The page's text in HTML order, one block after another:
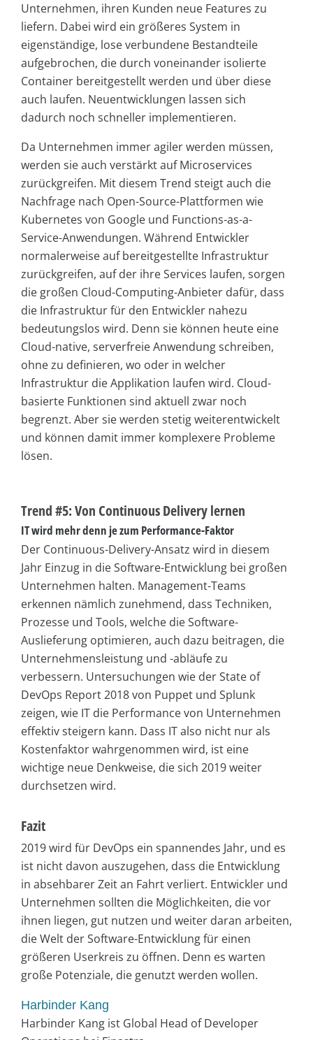
Unternehmen, ihren Kunden neue Features zu
liefern. Dabei wird ein größeres System in
eigenständige, lose verbundene Bestandteile
aufgebrochen, die durch voneinander isolierte
Container bereitgestellt werden und über diese
auch laufen. Neuentwicklungen lassen sich
dadurch noch schneller implementieren.
Da Unternehmen immer agiler werden müssen,
werden sie auch verstärkt auf Microservices
zurückgreifen. Mit diesem Trend steigt auch die
Nachfrage nach Open-Source-Plattformen wie
Kubernetes von Google und Functions-as-a-
Service-Anwendungen. Während Entwickler
normalerweise auf bereitgestellte Infrastruktur
zurückgreifen, auf der ihre Services laufen, sorgen
die großen Cloud-Computing-Anbieter dafür, dass
die Infrastruktur für den Entwickler nahezu
bedeutungslos wird. Denn sie können heute eine
Cloud-native, serverfreie Anwendung schreiben,
ohne zu definieren, wo oder in welcher
Infrastruktur die Applikation laufen wird. Cloud-
basierte Funktionen sind aktuell zwar noch
begrenzt. Aber sie werden stetig weiterentwickelt
und können damit immer komplexere Probleme
lösen.
Trend #5: Von Continuous Delivery lernen
IT wird mehr denn je zum Performance-Faktor
Der Continuous-Delivery-Ansatz wird in diesem
Jahr Einzug in die Software-Entwicklung bei großen
Unternehmen halten. Management-Teams
erkennen nämlich zunehmend, dass Techniken,
Prozesse und Tools, welche die Software-
Auslieferung optimieren, auch dazu beitragen, die
Unternehmensleistung und -abläufe zu
verbessern. Untersuchungen wie der State of
DevOps Report 2018 von Puppet und Splunk
zeigen, wie IT die Performance von Unternehmen
effektiv steigern kann. Dass IT also nicht nur als
Kostenfaktor wahrgenommen wird, ist eine
wichtige neue Denkweise, die sich 2019 weiter
durchsetzen wird.
Fazit
2019 wird für DevOps ein spannendes Jahr, und es
ist nicht davon auszugehen, dass die Entwicklung
in absehbarer Zeit an Fahrt verliert. Entwickler und
Unternehmen sollten die Möglichkeiten, die vor
ihnen liegen, gut nutzen und weiter daran arbeiten,
die Welt der Software-Entwicklung für einen
größeren Userkreis zu öffnen. Denn es warten
große Potenziale, die genutzt werden wollen.
Harbinder Kang
Harbinder Kang ist Global Head of Developer